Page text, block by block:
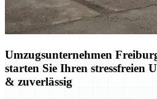
Umzugsunternehmen
starten Sie Ihren stressfreien
& zuverlässig